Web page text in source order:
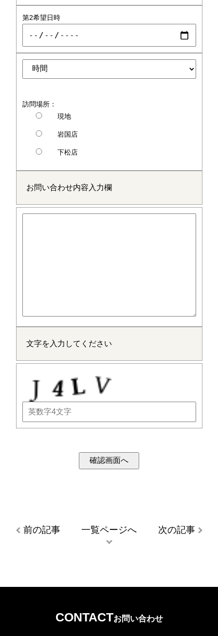
第2希望日時
訪問場所：
現地
岩国店
下松店
お問い合わせ内容入力欄
文字を入力してください
前の記事 一覧ページへ 次の記事
CONTACTお問い合わせ